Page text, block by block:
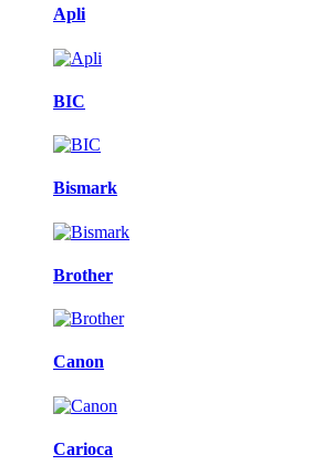
Apli
BIC
Bismark
Brother
Canon
Carioca